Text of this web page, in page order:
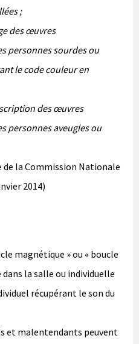
;
des œuvres
personnes sourdes ou
le code couleur en
des œuvres
personnes aveugles ou
de la Commission Nationale
2014)
magnétique » ou « boucle
la salle ou individuelle
récupérant le son du
et malentendants peuvent